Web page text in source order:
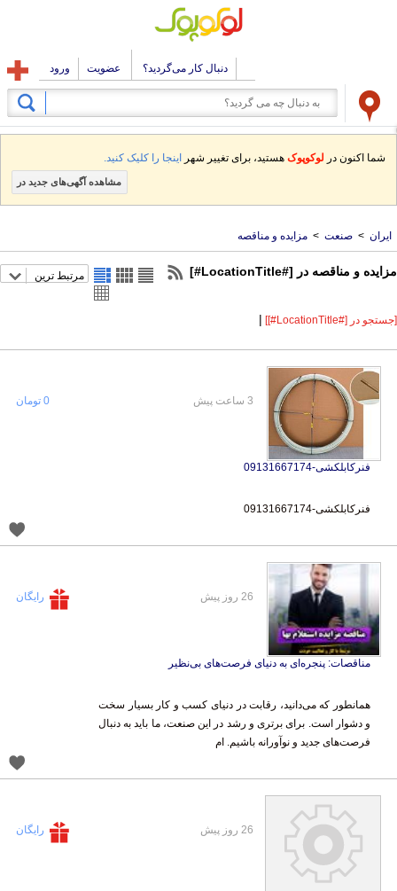
دنبال کار می‌گردید؟ عضویت ورود
شما اکنون در لوکوپوک هستید، برای تغییر شهر اینجا را کلیک کنید.
مشاهده آگهی‌های جدید در
ایران > صنعت > مزایده و مناقصه
مزایده و مناقصه در [#LocationTitle#] مرتبط ترین
[جستجو در [#LocationTitle#]] |
فنرکابلکشی-09131667174
فنرکابلکشی-09131667174
3 ساعت پیش 0 تومان
مناقصات: پنجره‌ای به دنیای فرصت‌های بی‌نظیر
همانطور که می‌دانید، رقابت در دنیای کسب و کار بسیار سخت
و دشوار است. برای برتری و رشد در این صنعت، ما باید به دنبال
فرصت‌های جدید و نوآورانه باشیم. ام
26 روز پیش رایگان
26 روز پیش رایگان